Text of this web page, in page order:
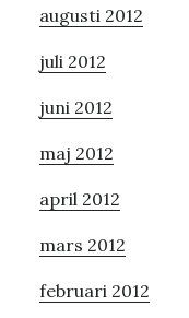
augusti 2012
juli 2012
juni 2012
maj 2012
april 2012
mars 2012
februari 2012